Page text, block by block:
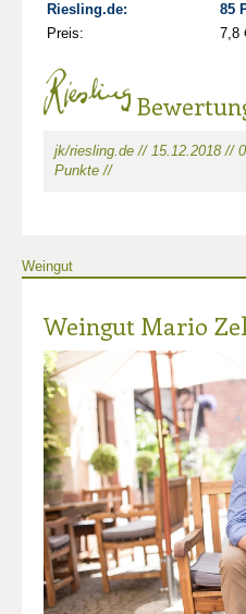
Riesling.de:
85
Preis:
7,8
jk/riesling.de // 15.12.2018 //
Punkte //
Weingut
Weingut Mario